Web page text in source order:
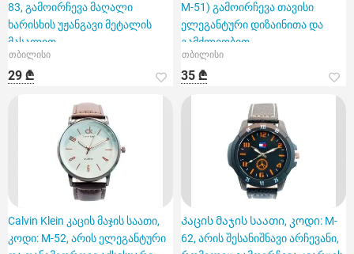
83, გამოირჩევა მაღალი
ხარისხის უჟანგავი მეტალის
მასალით
თბილისი
29 ₾
M-51) გამოირჩევა თავისი
ელეგანტური დიზაინითა და
გამძლეობით.
თბილისი
35 ₾
Calvin Klein კაცის მაჯის საათი,
კოდი: M-52, არის ელეგანტური
Კაცის მაჯის საათი, კოდი: M-
62, არის შესანიშნავი არჩევანი,